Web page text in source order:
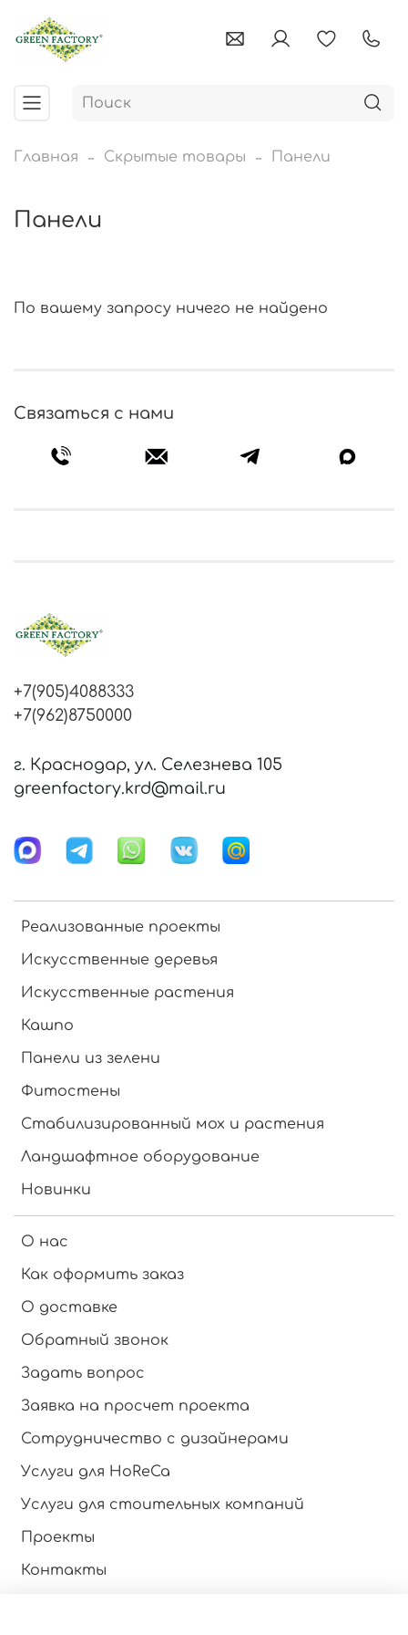
Главная Скрытые товары Панели
Панели
По вашему запросу ничего не найдено
Связаться с нами
Реализованные проекты
Искусственные деревья
Искусственные растения
Кашпо
Панели из зелени
Фитостены
Стабилизированный мох и растения
Ландшафтное оборудование
Новинки
О нас
Как оформить заказ
О доставке
Обратный звонок
Задать вопрос
Заявка на просчет проекта
Сотрудничество с дизайнерами
Услуги для HoReCa
Услуги для стоительных компаний
Проекты
Контакты
+7(905)4088333
+7(962)8750000
г. Краснодар, ул. Селезнева 105
greenfactory.krd@mail.ru